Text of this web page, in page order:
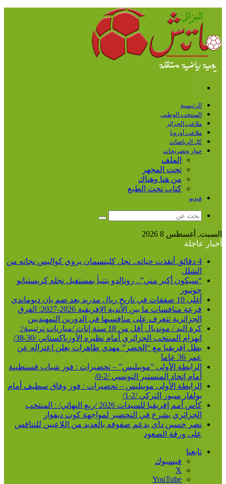
الرئيسية
المنتخب الوطني
ملاعب الجزائر
ملاعب أوروبا
كل الرياضات
حوار وتصريحات
الملف
تحت المجهر
من هنا وهناك
كتاب تحت الطبع
فيديو
بحث
السبت, أغسطس 8 2026
أخبار عاجلة
4 دقائق أنقذت حياته.. نجل كلينسمان يروي كواليس نجاته من
الشلل
“سيكون أكبر مني”.. رونالدو يتنبأ بمستقبل نجله كريستيانو
جونيور
أغلى 10 صفقات في تاريخ ريال مدريد بعد ضم يان ديوماندي
قرعة منافسات ما بين الأندية الإفريقية 2026-2027: الفرق
الجزائرية تتعرف على منافسيها في الدورين التمهيديين
كرة اليد / مونديال أقل من 18 سنة إناث /مباريات ترتيبية/:
انهزام المنتخب الجزائري أمام نظيره الأوزباكستاني /30-38/
بطل إفريقيا مع “الخضر” مهدي طاهرات يعلن اعتزاله عن
عمر 36 عاما
الرابطة الأولى ”موبيليس” – تحضيرات : فوز شباب قسنطينة
أمام اتحاد المنستير التونسي /2-0/
الرابطة الأولى موبيليس – تحضيرات : فوز وفاق سطيف أمام
بولفار سبور التركي /2-1/
كأس أمم إفريقيا للسيدات 2026 /ربع النهائي/ : المنتخب
الجزائري يشرع في التحضير لمواجهة كوت ديفوار
نصر حسين داي يدعم صفوفه بالعديد من اللاعبين للتنافس
على ورقة الصعود
تابعنا
فيسبوك
‫X
‫YouTube